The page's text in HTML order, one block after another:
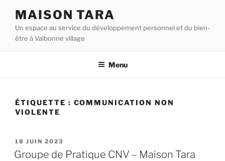
contenu
principal
MAISON TARA
Un espace au service du développement personnel et du bien-
être à Valbonne village
Menu
ÉTIQUETTE : COMMUNICATION NON
VIOLENTE
PUBLIÉ
LE
18 JUIN 2023
Groupe de Pratique CNV – Maison Tara